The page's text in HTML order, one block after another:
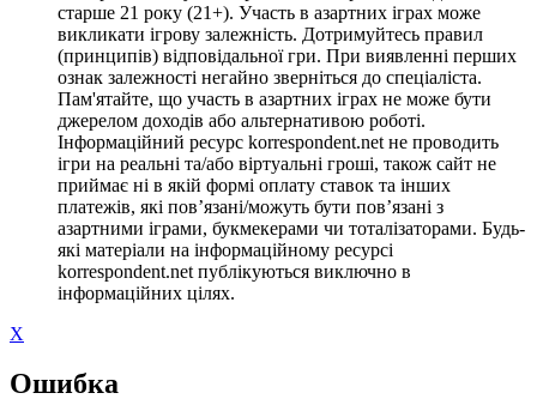
старше 21 року (21+). Участь в азартних іграх може
викликати ігрову залежність. Дотримуйтесь правил
(принципів) відповідальної гри. При виявленні перших
ознак залежності негайно зверніться до спеціаліста.
Пам'ятайте, що участь в азартних іграх не може бути
джерелом доходів або альтернативою роботі.
Інформаційний ресурс korrespondent.net не проводить
ігри на реальні та/або віртуальні гроші, також сайт не
приймає ні в якій формі оплату ставок та інших
платежів, які пов’язані/можуть бути пов’язані з
азартними іграми, букмекерами чи тоталізаторами. Будь-
які матеріали на інформаційному ресурсі
korrespondent.net публікуються виключно в
інформаційних цілях.
X
Ошибка